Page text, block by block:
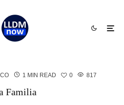
1 MIN READ 0 817
Familia